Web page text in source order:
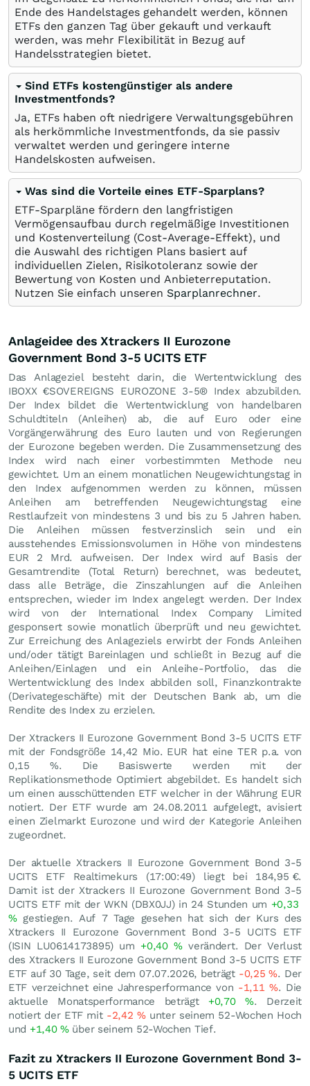
Ende des Handelstages gehandelt werden, können
ETFs den ganzen Tag über gekauft und verkauft
werden, was mehr Flexibilität in Bezug auf
Handelsstrategien bietet.
Sind ETFs kostengünstiger als andere
Investmentfonds?
Ja, ETFs haben oft niedrigere Verwaltungsgebühren
als herkömmliche Investmentfonds, da sie passiv
verwaltet werden und geringere interne
Handelskosten aufweisen.
Was sind die Vorteile eines ETF-Sparplans?
ETF-Sparpläne fördern den langfristigen
Vermögensaufbau durch regelmäßige Investitionen
und Kostenverteilung (Cost-Average-Effekt), und
die Auswahl des richtigen Plans basiert auf
individuellen Zielen, Risikotoleranz sowie der
Bewertung von Kosten und Anbieterreputation.
Nutzen Sie einfach unseren Sparplanrechner.
Anlageidee des Xtrackers II Eurozone
Government Bond 3-5 UCITS ETF
Das Anlageziel besteht darin, die Wertentwicklung des
IBOXX €SOVEREIGNS EUROZONE 3-5® Index abzubilden.
Der Index bildet die Wertentwicklung von handelbaren
Schuldtiteln (Anleihen) ab, die auf Euro oder eine
Vorgängerwährung des Euro lauten und von Regierungen
der Eurozone begeben werden. Die Zusammensetzung des
Index wird nach einer vorbestimmten Methode neu
gewichtet. Um an einem monatlichen Neugewichtungstag in
den Index aufgenommen werden zu können, müssen
Anleihen am betreffenden Neugewichtungstag eine
Restlaufzeit von mindestens 3 und bis zu 5 Jahren haben.
Die Anleihen müssen festverzinslich sein und ein
ausstehendes Emissionsvolumen in Höhe von mindestens
EUR 2 Mrd. aufweisen. Der Index wird auf Basis der
Gesamtrendite (Total Return) berechnet, was bedeutet,
dass alle Beträge, die Zinszahlungen auf die Anleihen
entsprechen, wieder im Index angelegt werden. Der Index
wird von der International Index Company Limited
gesponsert sowie monatlich überprüft und neu gewichtet.
Zur Erreichung des Anlageziels erwirbt der Fonds Anleihen
und/oder tätigt Bareinlagen und schließt in Bezug auf die
Anleihen/Einlagen und ein Anleihe-Portfolio, das die
Wertentwicklung des Index abbilden soll, Finanzkontrakte
(Derivategeschäfte) mit der Deutschen Bank ab, um die
Rendite des Index zu erzielen.
Der Xtrackers II Eurozone Government Bond 3-5 UCITS ETF
mit der Fondsgröße 14,42 Mio. EUR hat eine TER p.a. von
0,15 %. Die Basiswerte werden mit der
Replikationsmethode Optimiert abgebildet. Es handelt sich
um einen ausschüttenden ETF welcher in der Währung EUR
notiert. Der ETF wurde am 24.08.2011 aufgelegt, avisiert
einen Zielmarkt Eurozone und wird der Kategorie Anleihen
zugeordnet.
Der aktuelle Xtrackers II Eurozone Government Bond 3-5
UCITS ETF Realtimekurs (17:00:49) liegt bei 184,95 €.
Damit ist der Xtrackers II Eurozone Government Bond 3-5
UCITS ETF mit der WKN (DBX0JJ) in 24 Stunden um +0,33
%gestiegen. Auf 7 Tage gesehen hat sich der Kurs des
Xtrackers II Eurozone Government Bond 3-5 UCITS ETF
(ISIN LU0614173895) um +0,40%verändert. Der Verlust
des Xtrackers II Eurozone Government Bond 3-5 UCITS ETF
ETF auf 30 Tage, seit dem 07.07.2026, beträgt -0,25%. Der
ETF verzeichnet eine Jahresperformance von -1,11%. Die
aktuelle Monatsperformance beträgt +0,70%. Derzeit
notiert der ETF mit -2,42 %unter seinem 52-Wochen Hoch
und +1,40%über seinem 52-Wochen Tief.
Fazit zu Xtrackers II Eurozone Government Bond 3-
5 UCITS ETF